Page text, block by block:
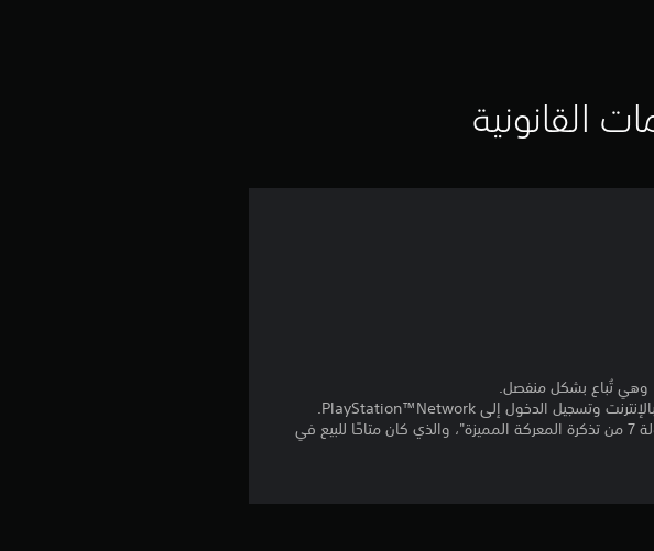
القانونية
وهي تُباع بشكل منفصل.
- كان من الممكن أيضًا الحصول على المحتوى الموجود في هذا المنتج كمكافآت من "الجولة 7 من تذكرة المعركة المميزة"، والذي كان متاحًا للبيع في